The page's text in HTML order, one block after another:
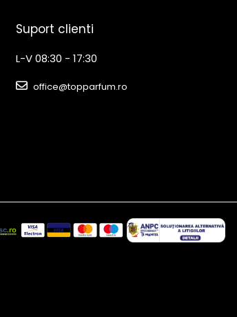
Suport clienti
L-V 08:30 - 17:30
office@topparfum.ro